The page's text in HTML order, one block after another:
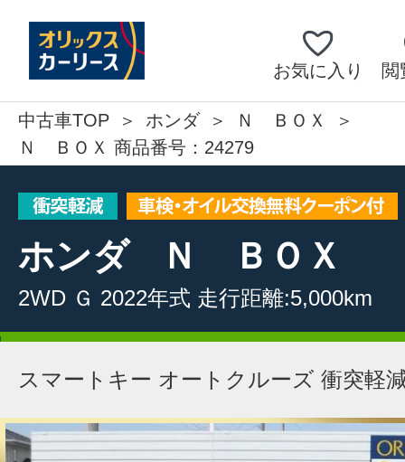
お気に入り 閲
中古車TOP ホンダ
Ｎ ＢＯＸ
Ｎ ＢＯＸ 商品番号：24279
ホンダ Ｎ ＢＯＸ
2WD Ｇ 2022年式 走行距離:5,000km
スマートキー オートクルーズ 衝突軽